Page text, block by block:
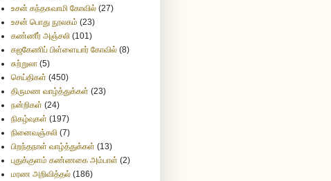
உசன் கந்தசுவாமி கோவில் (27)
உசன் பொது நூலகம் (23)
கண்ணீர் அஞ்சலி (101)
கஜகேணிப் பிள்ளையார் கோவில் (8)
சுற்றுலா (5)
செய்திகள் (450)
திருமண வாழ்த்துக்கள் (23)
நன்றிகள் (24)
நிகழ்வுகள் (197)
நினைவஞ்சலி (7)
பிறந்தநாள் வாழ்த்துக்கள் (13)
புதுக்குளம் கண்ணகை அம்பாள் (2)
மரண அறிவித்தல் (186)